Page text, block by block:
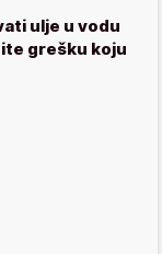
ulje u vodu
grešku koju